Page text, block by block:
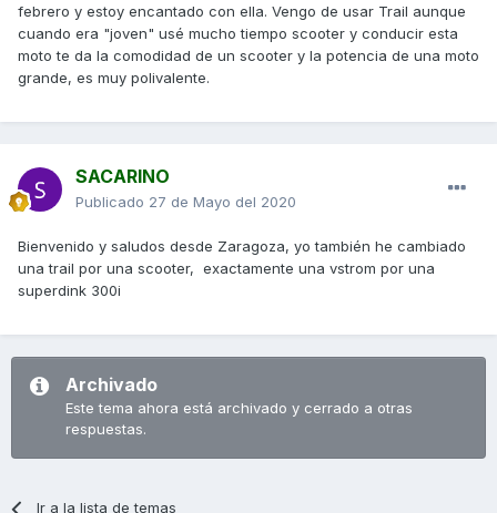
febrero y estoy encantado con ella. Vengo de usar Trail aunque
cuando era "joven" usé mucho tiempo scooter y conducir esta
moto te da la comodidad de un scooter y la potencia de una moto
grande, es muy polivalente.
SACARINO
Publicado 27 de Mayo del 2020
Bienvenido y saludos desde Zaragoza, yo también he cambiado
una trail por una scooter, exactamente una vstrom por una
superdink 300i
Archivado
Este tema ahora está archivado y cerrado a otras
respuestas.
Ir a la lista de temas